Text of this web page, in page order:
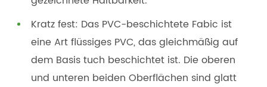
Kratz fest: Das PVC-beschichtete Fabic ist
eine Art flüssiges PVC, das gleichmäßig auf
dem Basis tuch beschichtet ist. Die oberen
und unteren beiden Oberflächen sind glatt